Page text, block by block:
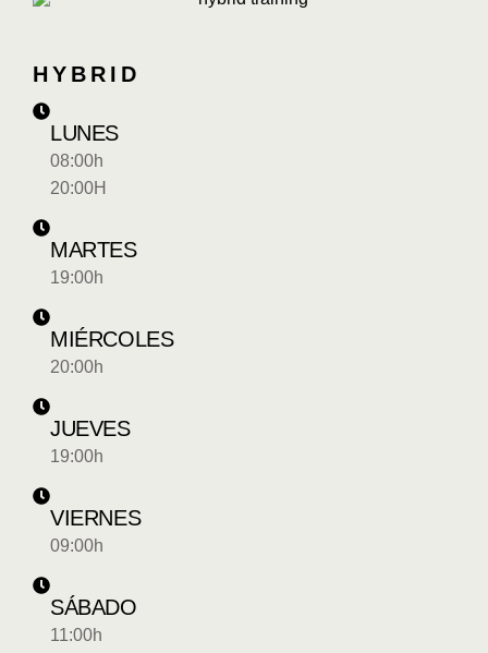
HYBRID
LUNES
08:00h
20:00H
MARTES
19:00h
MIÉRCOLES
20:00h
JUEVES
19:00h
VIERNES
09:00h
SÁBADO
11:00h